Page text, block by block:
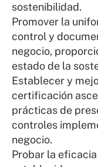
sostenibilidad.
Promover la
control y
negocio,
estado de la
Establecer y
certificación
prácticas de
controles
negocio.
Probar la